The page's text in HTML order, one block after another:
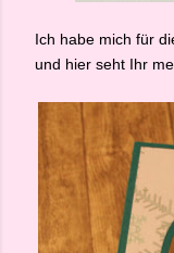
Ich habe mich für
und hier seht Ihr